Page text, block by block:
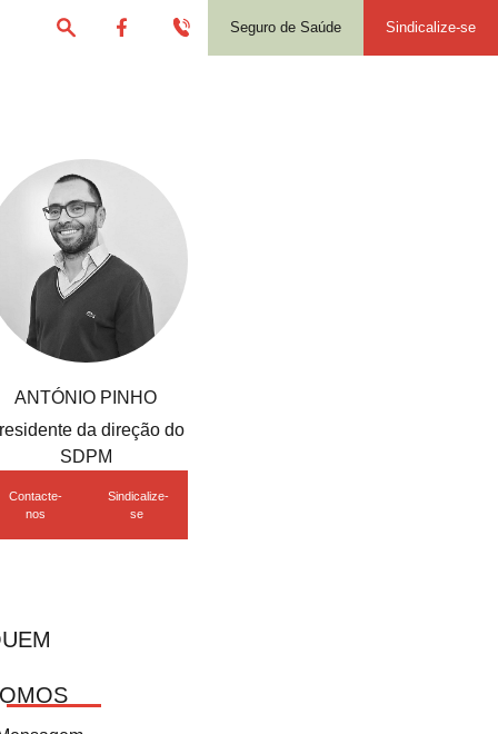
Seguro de Saúde Sindicalize-se
ANTÓNIO PINHO
da direção do
SDPM
Contacte-
nos
Sindicalize-
se